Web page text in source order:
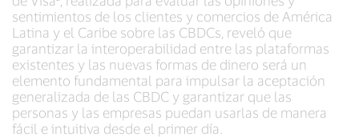
sentimientos de los clientes y comercios de América
Latina y el Caribe sobre las CBDCs, reveló que
garantizar la interoperabilidad entre las plataformas
existentes y las nuevas formas de dinero será un
elemento fundamental para impulsar la aceptación
generalizada de las CBDC y garantizar que las
personas y las empresas puedan usarlas de manera
fácil e intuitiva desde el primer día.